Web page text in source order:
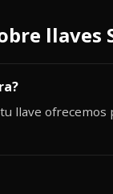
llaves
llave